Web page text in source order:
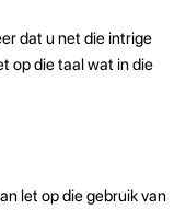
dat u net die intrige
op die taal wat in die
let op die gebruik van